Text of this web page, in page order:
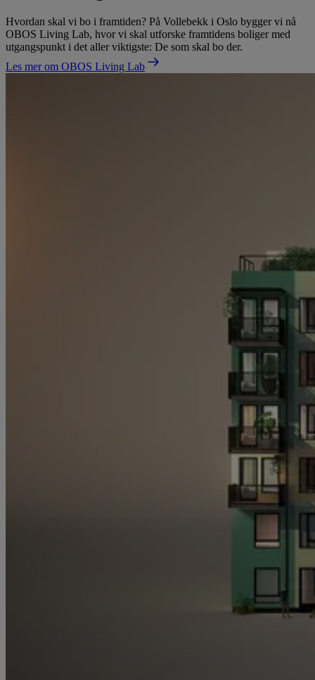
Hvordan skal vi bo i framtiden? På Vollebekk i Oslo bygger vi nå
OBOS Living Lab, hvor vi skal utforske framtidens boliger med
utgangspunkt i det aller viktigste: De som skal bo der.
Les mer om OBOS Living Lab